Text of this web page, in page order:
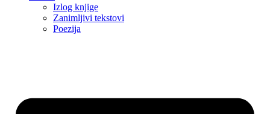
Izlog knjige
Zanimljivi tekstovi
Poezija